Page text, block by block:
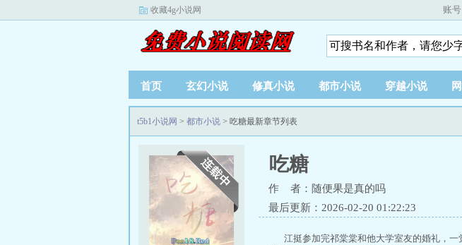
收藏4g小说网 账号
首页 玄幻小说 修真小说 都市小说 穿越小说
t5b1小说网 > 都市小说 > 吃糖最新章节列表
吃糖
作 者：随便果是真的吗
最后更新：2026-02-20 01:22:23
江挺参加完祁棠棠和他大学室友的婚礼，